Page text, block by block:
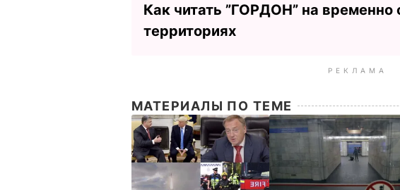
Как читать ”ГОРДОН” на временно
территориях
РЕКЛАМА
МАТЕРИАЛЫ ПО ТЕМЕ